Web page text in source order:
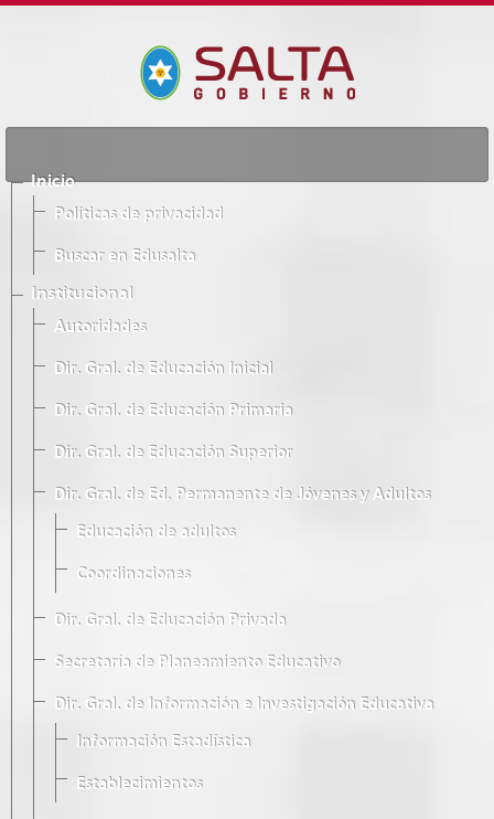
Inicio
Políticas de privacidad
Buscar en Edusalta
Institucional
Autoridades
Dir. Gral. de Educación Inicial
Dir. Gral. de Educación Primaria
Dir. Gral. de Educación Superior
Dir. Gral. de Ed. Permanente de Jóvenes y Adultos
Educación de adultos
Coordinaciones
Dir. Gral. de Educación Privada
Secretaría de Planeamiento Educativo
Dir. Gral. de Información e Investigación Educativa
Información Estadística
Establecimientos